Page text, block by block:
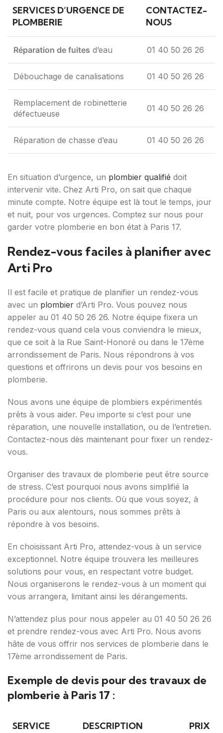
SERVICES D’URGENCE DE
PLOMBERIE
CONTACTEZ-
NOUS
Réparation de fuites d’eau 01 40 50 26 26
Débouchage de canalisations 01 40 50 26 26
Remplacement de robinetterie
défectueuse
01 40 50 26 26
Réparation de chasse d’eau 01 40 50 26 26
En situation d’urgence, un plombier qualifié doit
intervenir vite. Chez Arti Pro, on sait que chaque
minute compte. Notre équipe est là tout le temps, jour
et nuit, pour vos urgences. Comptez sur nous pour
garder votre plomberie en bon état à Paris 17.
Rendez-vous faciles à planifier avec
Arti Pro
Il est facile et pratique de planifier un rendez-vous
avec un plombier d’Arti Pro. Vous pouvez nous
appeler au 01 40 50 26 26. Notre équipe fixera un
rendez-vous quand cela vous conviendra le mieux,
que ce soit à la Rue Saint-Honoré ou dans le 17ème
arrondissement de Paris. Nous répondrons à vos
questions et offrirons un devis pour vos besoins en
plomberie.
Nous avons une équipe de plombiers expérimentés
prêts à vous aider. Peu importe si c’est pour une
réparation, une nouvelle installation, ou de l’entretien.
Contactez-nous dès maintenant pour fixer un rendez-
vous.
Organiser des travaux de plomberie peut être source
de stress. C’est pourquoi nous avons simplifié la
procédure pour nos clients. Où que vous soyez, à
Paris ou aux alentours, nous sommes prêts à
répondre à vos besoins.
En choisissant Arti Pro, attendez-vous à un service
exceptionnel. Notre équipe trouvera les meilleures
solutions pour vous, en respectant votre budget.
Nous organiserons le rendez-vous à un moment qui
vous arrangera, limitant ainsi les dérangements.
N’attendez plus pour nous appeler au 01 40 50 26 26
et prendre rendez-vous avec Arti Pro. Nous avons
hâte de vous offrir nos services de plomberie dans le
17ème arrondissement de Paris.
Exemple de devis pour des travaux de
plomberie à Paris 17 :
SERVICE DESCRIPTION PRIX